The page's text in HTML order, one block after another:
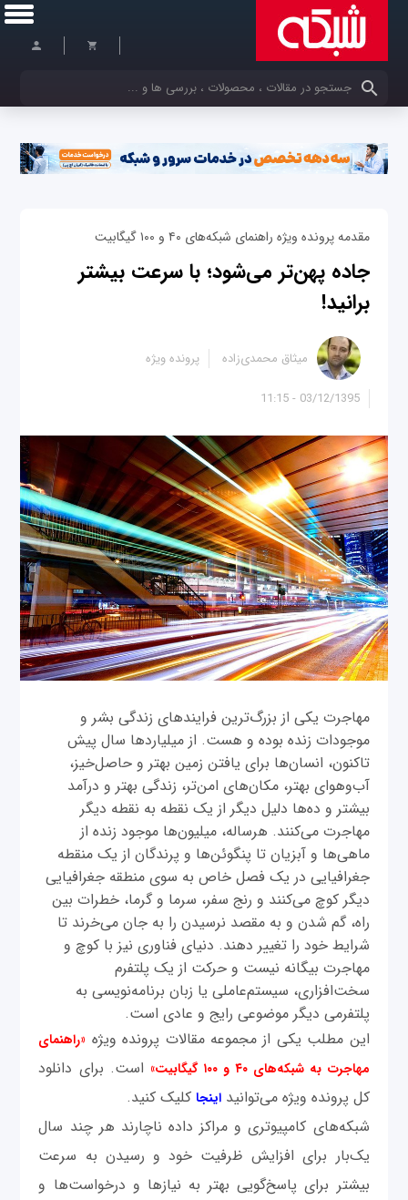
کلمات کلیدی خود را وارد کنید
مقدمه پرونده ویژه راهنمای شبکه‌های ۴۰ و ۱۰۰ گیگابیت
جاده پهن‌تر می‌شود؛ با سرعت بیشتر
برانید!
03/12/1395 - 11:15
میثاق محمدی‌زاده پرونده ویژه
مهاجرت یکی از بزرگ‌ترین فرایندهای زندگی بشر و
موجودات زنده بوده و هست. از میلیاردها سال پیش
تاکنون، انسان‌ها برای یافتن زمین بهتر و حاصل‌خیز،
آب‌وهوای بهتر، مکان‌های امن‌تر، زندگی بهتر و درآمد
بیشتر و ده‌ها دلیل دیگر از یک نقطه به نقطه دیگر
مهاجرت می‌کنند. هرساله، میلیون‌ها موجود زنده از
ماهی‌ها و آبزیان تا پنگوئن‌ها و پرندگان از یک منقطه
جغرافیایی در یک فصل خاص به سوی منطقه جغرافیایی
دیگر کوچ می‌کنند و رنج سفر، سرما و گرما، خطرات بین
راه، گم شدن و به مقصد نرسیدن را به جان می‌خرند تا
شرایط خود را تغییر دهند. دنیای فناوری نیز با کوچ و
مهاجرت بیگانه‌ نیست و حرکت از یک پلتفرم
سخت‌افزاری، سیستم‌عاملی یا زبان برنامه‌نویسی به
پلتفرمی دیگر موضوعی رایج و عادی است.
این مطلب یکی از مجموعه مقالات پرونده ویژه «راهنمای
مهاجرت به شبکه‌های ۴۰ و ۱۰۰ گیگابیت»
است. برای دانلود
کل پرونده ویژه می‌توانیداینجا کلیک کنید.
شبکه‌های کامپیوتری و مراکز داده ناچارند هر چند سال
یک‌بار برای افزایش ظرفیت خود و رسیدن به سرعت
بیشتر برای پاسخ‌گویی بهتر به نیازها و درخواست‌ها و